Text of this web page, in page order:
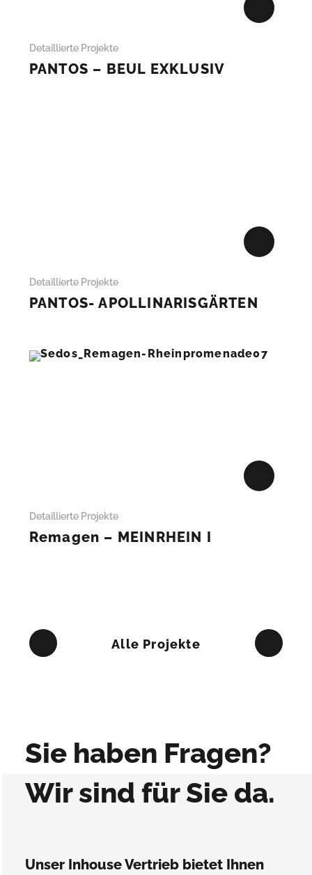
Detaillierte Projekte
PANTOS – BEUL EXKLUSIV
Detaillierte Projekte
PANTOS- APOLLINARISGÄRTEN
Detaillierte Projekte
Remagen – MEINRHEIN I
Alle Projekte
Sie haben Fragen?
Wir sind für Sie da.
Unser Inhouse Vertrieb bietet Ihnen